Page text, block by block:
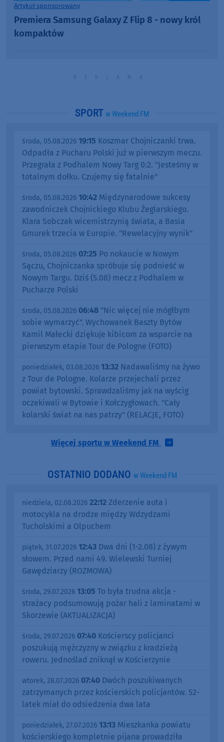
Artykuł sponsorowany
Premiera Samsung Galaxy Z Flip 8 - nowy król
kompaktów
SPORT w Weekend FM
środa, 05.08.2026 19:15 Koszmar Chojniczanki trwa.
Odpadła z Pucharu Polski już w pierwszym meczu.
Przegrała z Podhalem Nowy Targ 0:2. "Jesteśmy w
totalnym dołku. Czujemy się fatalnie"
środa, 05.08.2026 10:42 Międzynarodowe sukcesy
zawodniczek Chojnickiego Klubu Żeglarskiego.
Klara Sobczak wicemistrzynią świata, a Basia
Gmurek trzecia w Europie. "Rewelacyjny wynik"
środa, 05.08.2026 07:25 Po nokaucie w Nowym
Sączu, Chojniczanka spróbuje się podnieść w
Nowym Targu. Dziś (5.08) mecz z Podhalem w
Pucharze Polski
środa, 05.08.2026 06:48 "Nic więcej nie mógłbym
sobie wymarzyć". Wychowanek Baszty Bytów
Kamil Małecki dziękuje kibicom za wsparcie na
pierwszym etapie Tour de Pologne (FOTO)
poniedziałek, 03.08.2026 13:32 Nadawaliśmy na żywo
z Tour de Pologne. Kolarze przejechali przez
powiat bytowski. Sprawdzaliśmy jak na wyścig
oczekiwali w Bytowie i Kołczygłowach. "Cały
kolarski świat na nas patrzy" (RELACJE, FOTO)
Więcej sportu w Weekend FM
OSTATNIO DODANO w Weekend FM
niedziela, 02.08.2026 22:12 Zderzenie auta i
motocykla na drodze między Wdzydzami
Tucholskimi a Olpuchem
piątek, 31.07.2026 12:43 Dwa dni (1-2.08) z żywym
słowem. Przed nami 49. Wielewski Turniej
Gawędziarzy (ROZMOWA)
środa, 29.07.2026 13:05 To była trudna akcja -
strażacy podsumowują pożar hali z laminatami w
Skorzewie (AKTUALIZACJA)
środa, 29.07.2026 07:40 Kościerscy policjanci
poszukują mężczyzny w związku z kradzieżą
roweru. Jednoślad zniknął w Kościerzynie
wtorek, 28.07.2026 07:40 Dwóch poszukiwanych
zatrzymanych przez kościerskich policjantów. 52-
latek miał do odsiedzenia dwa lata
poniedziałek, 27.07.2026 13:13 Mieszkanka powiatu
kościerskiego kompletnie pijana prowadziła